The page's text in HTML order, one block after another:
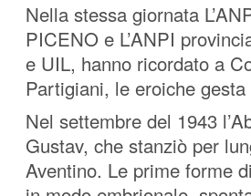
Nella stessa giornata
PICENO e L’ANPI
e UIL, hanno ricordato a
Partigiani, le eroiche
Nel settembre del 1943
Gustav, che stanziò per
Aventino. Le prime forme